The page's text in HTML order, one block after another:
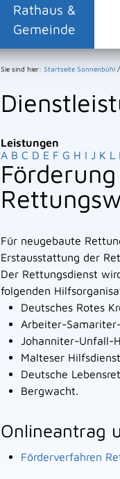
Rathaus &
Gemeinde
Sie sind hier: Startseite Sonnenbühl /
Leistungen
A B C D E F G H I J K L
Für neugebaute
Erstausstattung der
Der Rettungsdienst
folgenden
Deutsches Rotes
Arbeiter-
Johanniter-Unfall-
Malteser
Deutsche
Bergwacht.
Onlineantrag
Förderverfahren